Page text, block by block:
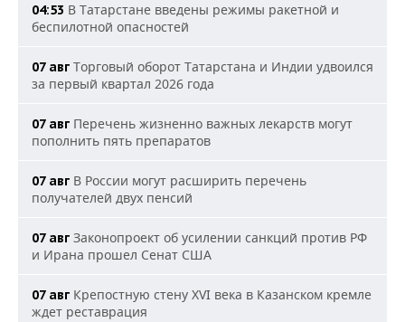
04:53 В Татарстане введены режимы ракетной и
беспилотной опасностей
07 авг Торговый оборот Татарстана и Индии удвоился
за первый квартал 2026 года
07 авг Перечень жизненно важных лекарств могут
пополнить пять препаратов
07 авг В России могут расширить перечень
получателей двух пенсий
07 авг Законопроект об усилении санкций против РФ
и Ирана прошел Сенат США
07 авг Крепостную стену XVI века в Казанском кремле
ждет реставрация